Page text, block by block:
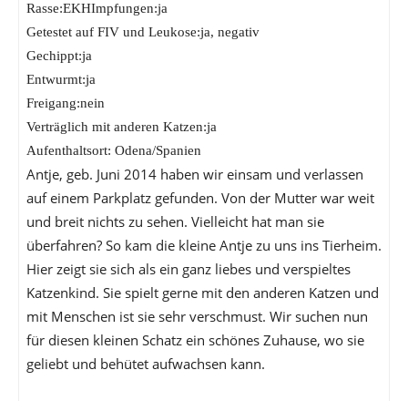
Rasse:EKHImpfungen:ja
Getestet auf FIV und Leukose:ja, negativ
Gechippt:ja
Entwurmt:ja
Freigang:nein
Verträglich mit anderen Katzen:ja
Aufenthaltsort: Odena/Spanien
Antje, geb. Juni 2014 haben wir einsam und verlassen
auf einem Parkplatz gefunden. Von der Mutter war weit
und breit nichts zu sehen. Vielleicht hat man sie
überfahren? So kam die kleine Antje zu uns ins Tierheim.
Hier zeigt sie sich als ein ganz liebes und verspieltes
Katzenkind. Sie spielt gerne mit den anderen Katzen und
mit Menschen ist sie sehr verschmust. Wir suchen nun
für diesen kleinen Schatz ein schönes Zuhause, wo sie
geliebt und behütet aufwachsen kann.